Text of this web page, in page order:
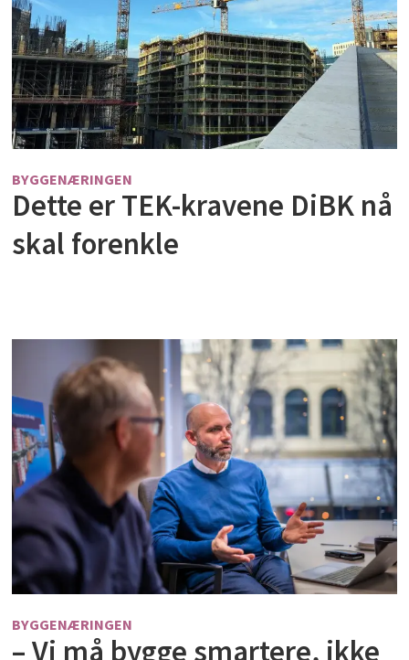
BYGGENÆRINGEN
Dette er TEK-kravene DiBK nå
skal forenkle
BYGGENÆRINGEN
– Vi må bygge smartere, ikke